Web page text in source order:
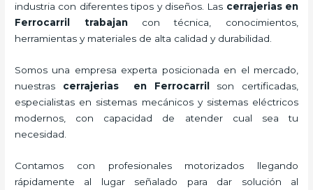
industria con diferentes tipos y diseños. Las cerrajerias en
Ferrocarril trabajancon técnica, conocimientos,
herramientas y materiales de alta calidad y durabilidad.
Somos una empresa experta posicionada en el mercado,
nuestras cerrajerias en Ferrocarril
son certificadas,
especialistas en sistemas mecánicos y sistemas eléctricos
modernos, con capacidad de atender cual sea tu
necesidad.
Contamos con profesionales motorizados llegando
rápidamente al lugar señalado para dar solución al